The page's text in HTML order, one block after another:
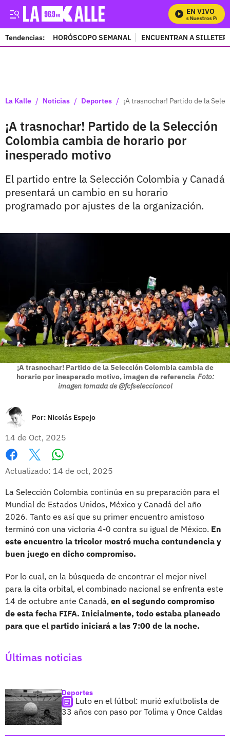
EN VIVO
Mira Todos Nuestros
Tendencias: HORÓSCOPO SEMANAL ENCUENTRAN A
La Kalle / Noticias / Deportes / ¡A trasnochar! Partido de la
¡A trasnochar! Partido de la Selección
Colombia cambia de horario por
inesperado motivo
El partido entre la Selección Colombia y Canadá
presentará un cambio en su horario
programado por ajustes de la organización.
¡A trasnochar! Partido de la Selección Colombia cambia de
horario por inesperado motivo, imagen de referencia Foto:
imagen tomada de @fcfseleccioncol
Por: Nicolás Espejo
14 de Oct, 2025
Facebook
X
Actualizado: 14 de oct, 2025
La Selección Colombia continúa en su preparación para el
Mundial de Estados Unidos, México y Canadá del año
2026. Tanto es así que su primer encuentro amistoso
terminó con una victoria 4-0 contra su igual de México. En
este encuentro la tricolor mostró mucha contundencia y
buen juego en dicho compromiso.
Por lo cual, en la búsqueda de encontrar el mejor nivel
para la cita orbital, el combinado nacional se enfrenta este
14 de octubre ante Canadá, en el segundo compromiso
de esta fecha FIFA. Inicialmente, todo estaba planeado
para que el partido iniciará a las 7:00 de la noche.
Últimas noticias
Deportes
Luto en el fútbol: murió exfutbolista de
33 años con paso por Tolima y Once Caldas